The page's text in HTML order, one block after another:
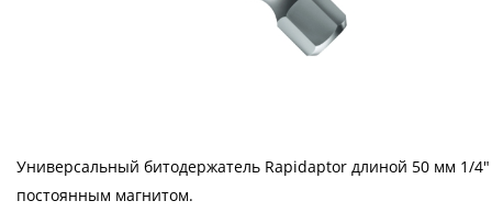
Универсальный битодержатель Rapidaptor длиной 50 мм 1/
постоянным магнитом.